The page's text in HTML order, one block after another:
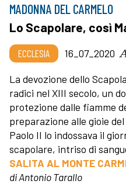
MADONNA DEL CARMELO
Lo Scapolare, così
ECCLESIA 16_07_2020
La devozione dello
radici nel XIII secolo, un
protezione dalle fiamme
preparazione alle gioie
Paolo II lo indossava il
scapolare, intriso di
SALITA AL MONTE
di Antonio Tarallo